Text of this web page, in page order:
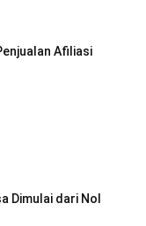
Afiliasi
Dimulai dari Nol